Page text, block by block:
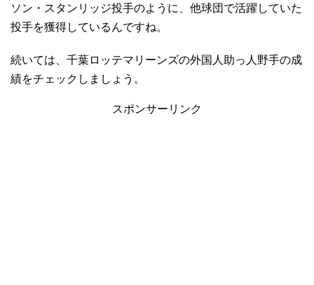
ソン・スタンリッジ投手のように、他球団で活躍していた
投手を獲得しているんですね。
続いては、千葉ロッテマリーンズの外国人助っ人野手の成
績をチェックしましょう。
スポンサーリンク